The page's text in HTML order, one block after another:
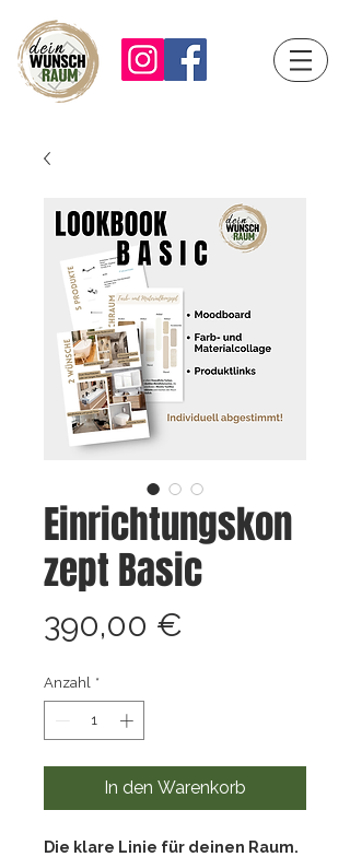
Einrichtungskon
zept Basic
390,00 €
Anzahl *
In den Warenkorb
Die klare Linie für deinen Raum.